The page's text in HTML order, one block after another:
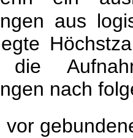
aus
die
nach
vor